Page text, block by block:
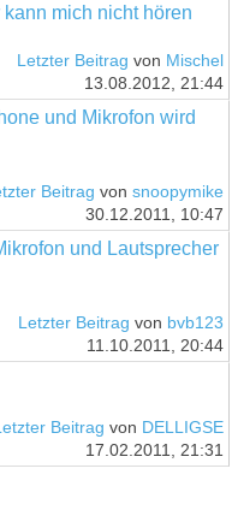
mich nicht hören
Letzter Beitrag von Mischel
13.08.2012, 21:44
und Mikrofon wird
Beitrag von snoopymike
30.12.2011, 10:47
und Lautsprecher
Letzter Beitrag von bvb123
11.10.2011, 20:44
Beitrag von DELLIGSE
17.02.2011, 21:31